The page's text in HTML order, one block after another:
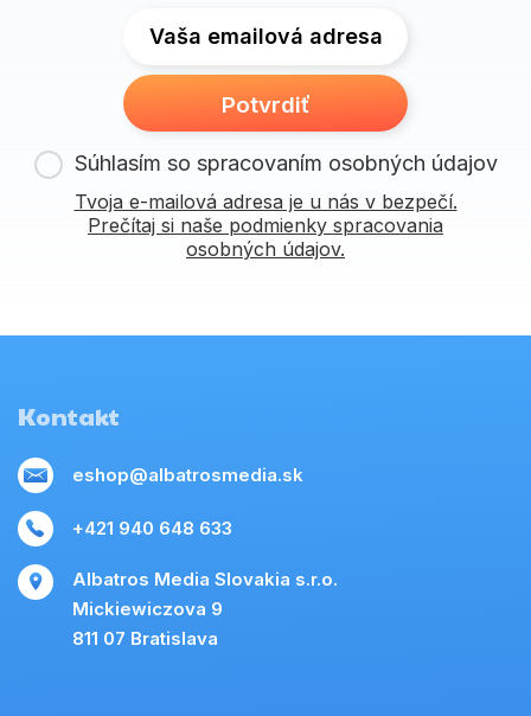
Vaša emailová adresa
Potvrdiť
Súhlasím so spracovaním osobných údajov
Tvoja e-mailová adresa je u nás v bezpečí.
Prečítaj si naše podmienky spracovania
osobných údajov.
Kontakt
eshop@albatrosmedia.sk
+421 940 648 633
Albatros Media Slovakia s.r.o.
Mickiewiczova 9
811 07 Bratislava